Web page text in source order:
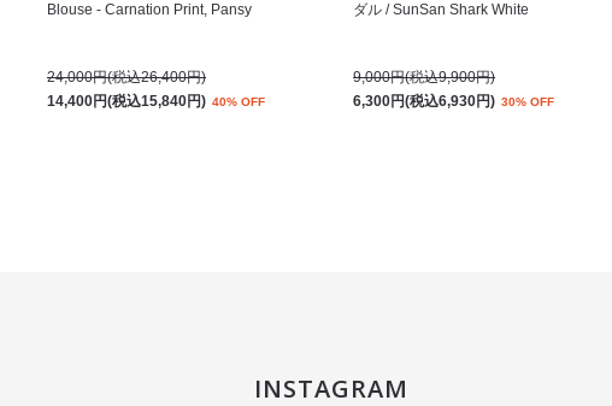
Blouse - Carnation Print, Pansy
24,000円(税込26,400円)
14,400円(税込15,840円) 40% OFF
ダル / SunSan Shark White
9,000円(税込9,900円)
6,300円(税込6,930円) 30% OFF
INSTAGRAM